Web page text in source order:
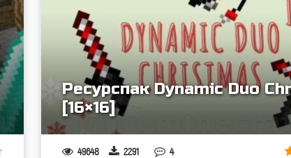
Ресурспак Dynamic Duo
[16×16]
49648 2291 4